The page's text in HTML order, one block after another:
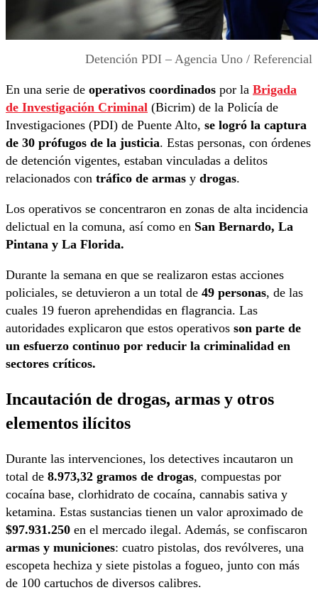
Detención PDI – Agencia Uno / Referencial
En una serie de operativos coordinados por la Brigada
de Investigación Criminal (Bicrim) de la Policía de
Investigaciones (PDI) de Puente Alto, se logró la captura
de 30 prófugos de la justicia. Estas personas, con órdenes
de detención vigentes, estaban vinculadas a delitos
relacionados con tráfico de armas y drogas.
Los operativos se concentraron en zonas de alta incidencia
delictual en la comuna, así como en San Bernardo, La
Pintana y La Florida.
Durante la semana en que se realizaron estas acciones
policiales, se detuvieron a un total de 49 personas, de las
cuales 19 fueron aprehendidas en flagrancia. Las
autoridades explicaron que estos operativos son parte de
un esfuerzo continuo por reducir la criminalidad en
sectores críticos.
Incautación de drogas, armas y otros
elementos ilícitos
Durante las intervenciones, los detectives incautaron un
total de 8.973,32 gramos de drogas, compuestas por
cocaína base, clorhidrato de cocaína, cannabis sativa y
ketamina. Estas sustancias tienen un valor aproximado de
$97.931.250 en el mercado ilegal. Además, se confiscaron
armas y municiones: cuatro pistolas, dos revólveres, una
escopeta hechiza y siete pistolas a fogueo, junto con más
de 100 cartuchos de diversos calibres.